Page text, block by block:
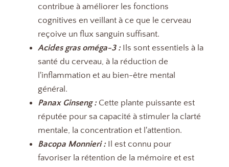
contribue à améliorer les fonctions
cognitives en veillant à ce que le cerveau
reçoive un flux sanguin suffisant.
Acides gras oméga-3 :Ils sont essentiels à la
santé du cerveau, à la réduction de
l'inflammation et au bien-être mental
général.
Panax Ginseng :Cette plante puissante est
réputée pour sa capacité à stimuler la clarté
mentale, la concentration et l'attention.
Bacopa Monnieri :Il est connu pour
favoriser la rétention de la mémoire et est